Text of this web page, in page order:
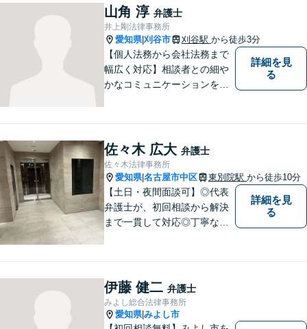
ます。誰にも話せず抱えてき
た不安を、どうぞお聞かせく
ださい。【電話・WEB相談も
対応可能】
山角 淳 弁護士
井上剛法律事務所
愛知県|刈谷市 刈谷駅 から徒歩3分
【個人法務から会社法務まで
幅広く対応】相談者との細や
かなコミュニケーションを大
ら、お早めにご相談くださ
い。【JR在来線「刈谷駅」4
分】【駐車場あり】
詳細を見
る
佐々木 広大 弁護士
佐々木法律事務所
愛知県|名古屋市中区 東別院駅 から徒歩10分
【土日・夜間面談可】◎代表
弁護士が、初回相談から解決
まで一貫して対応◎丁寧な対
を目指します【相続問題】遺
産分割調停や審判もお任せく
ださい【東別院駅】
詳細を見
る
伊藤 健二 弁護士
みよし総合法律事務所
愛知県|みよし市